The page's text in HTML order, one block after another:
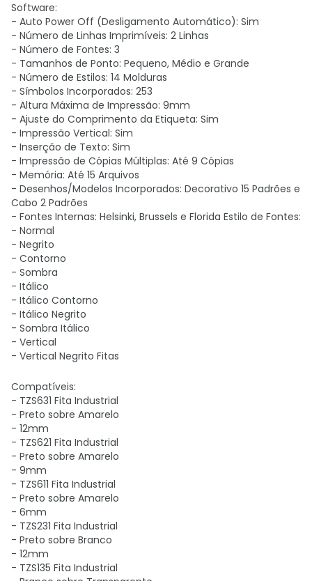
Software:
- Auto Power Off (Desligamento Automático): Sim
- Número de Linhas Imprimíveis: 2 Linhas
- Número de Fontes: 3
- Tamanhos de Ponto: Pequeno, Médio e Grande
- Número de Estilos: 14 Molduras
- Símbolos Incorporados: 253
- Altura Máxima de Impressão: 9mm
- Ajuste do Comprimento da Etiqueta: Sim
- Impressão Vertical: Sim
- Inserção de Texto: Sim
- Impressão de Cópias Múltiplas: Até 9 Cópias
- Memória: Até 15 Arquivos
- Desenhos/Modelos Incorporados: Decorativo 15 Padrões e
Cabo 2 Padrões
- Fontes Internas: Helsinki, Brussels e Florida Estilo de Fontes:
- Normal
- Negrito
- Contorno
- Sombra
- Itálico
- Itálico Contorno
- Itálico Negrito
- Sombra Itálico
- Vertical
- Vertical Negrito Fitas
Compatíveis:
- TZS631 Fita Industrial
- Preto sobre Amarelo
- 12mm
- TZS621 Fita Industrial
- Preto sobre Amarelo
- 9mm
- TZS611 Fita Industrial
- Preto sobre Amarelo
- 6mm
- TZS231 Fita Industrial
- Preto sobre Branco
- 12mm
- TZS135 Fita Industrial